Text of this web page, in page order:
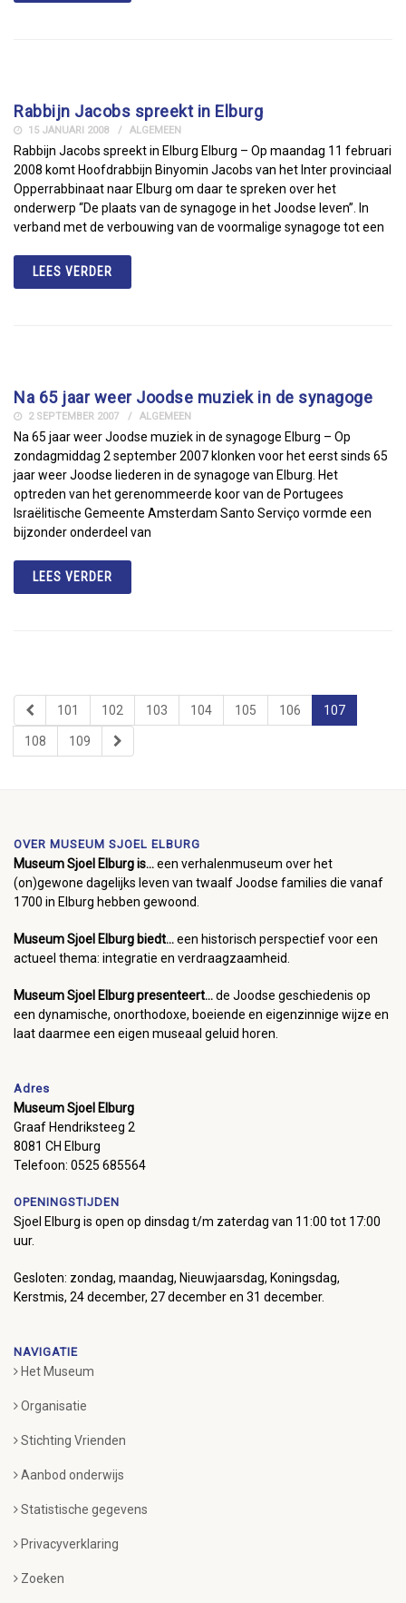
Rabbijn Jacobs spreekt in Elburg
15 JANUARI 2008 ALGEMEEN
Rabbijn Jacobs spreekt in Elburg Elburg – Op maandag 11 februari
2008 komt Hoofdrabbijn Binyomin Jacobs van het Inter provinciaal
Opperrabbinaat naar Elburg om daar te spreken over het
onderwerp “De plaats van de synagoge in het Joodse leven”. In
verband met de verbouwing van de voormalige synagoge tot een
LEES VERDER
Na 65 jaar weer Joodse muziek in de synagoge
2 SEPTEMBER 2007 ALGEMEEN
Na 65 jaar weer Joodse muziek in de synagoge Elburg – Op
zondagmiddag 2 september 2007 klonken voor het eerst sinds 65
jaar weer Joodse liederen in de synagoge van Elburg. Het
optreden van het gerenommeerde koor van de Portugees
Israëlitische Gemeente Amsterdam Santo Serviço vormde een
bijzonder onderdeel van
LEES VERDER
101 102 103 104 105 106 107
108 109
OVER MUSEUM SJOEL ELBURG
Museum Sjoel Elburg is...een verhalenmuseum over het
(on)gewone dagelijks leven van twaalf Joodse families die vanaf
1700 in Elburg hebben gewoond.
Museum Sjoel Elburg biedt...een historisch perspectief voor een
actueel thema: integratie en verdraagzaamheid.
Museum Sjoel Elburg presenteert...de Joodse geschiedenis op
een dynamische, onorthodoxe, boeiende en eigenzinnige wijze en
laat daarmee een eigen museaal geluid horen.
Adres
Museum Sjoel Elburg
Graaf Hendriksteeg 2
8081 CH Elburg
Telefoon: 0525 685564
OPENINGSTIJDEN
Sjoel Elburg is open op dinsdag t/m zaterdag van 11:00 tot 17:00
uur.
Gesloten: zondag, maandag, Nieuwjaarsdag, Koningsdag,
Kerstmis, 24 december, 27 december en 31 december.
NAVIGATIE
Het Museum
Organisatie
Stichting Vrienden
Aanbod onderwijs
Statistische gegevens
Privacyverklaring
Zoeken